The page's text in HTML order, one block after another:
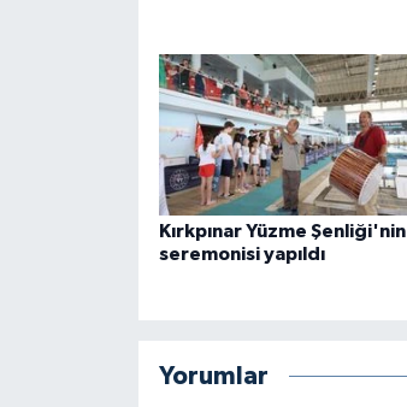
Kırkpınar Yüzme Şenliği'nin
seremonisi yapıldı
Yorumlar